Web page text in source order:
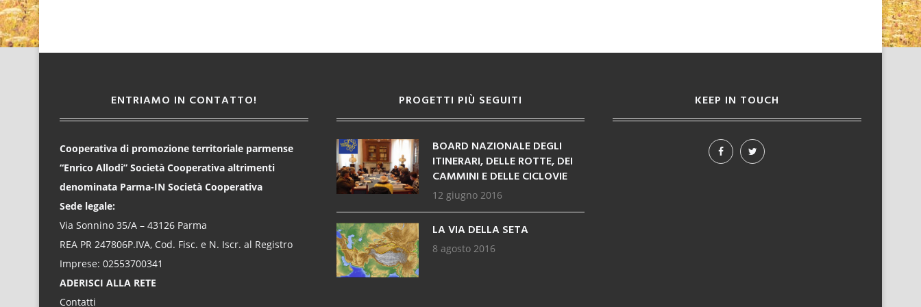
ENTRIAMO IN CONTATTO!
Cooperativa di promozione territoriale parmense
“Enrico Allodi” Società Cooperativa altrimenti
denominata Parma-IN Società Cooperativa
Sede legale:
Via Sonnino 35/A – 43126 Parma
REA PR 247806P.IVA, Cod. Fisc. e N. Iscr. al Registro
Imprese: 02553700341
ADERISCI ALLA RETE
Contatti
PROGETTI PIÙ SEGUITI
BOARD NAZIONALE DEGLI
ITINERARI, DELLE ROTTE, DEI
CAMMINI E DELLE CICLOVIE
12 giugno 2016
LA VIA DELLA SETA
8 agosto 2016
KEEP IN TOUCH